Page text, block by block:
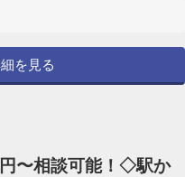
を見る
円〜相談可能！◇駅か